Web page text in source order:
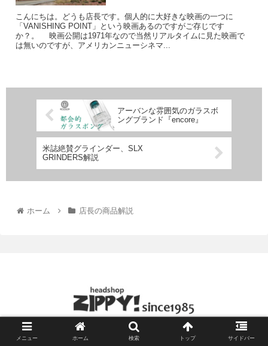
こんにちは。どうも店長です。個人的に大好きな映画の一つに
「VANISHING POINT」という映画あるのですがご存じです
か？。 映画公開は1971年なので当然リアルタイムに見た映画で
は無いのですが、アメリカンニューシネマ...
アーバンな雰囲気のガラスボ
ングブランド『encore』
米誌絶賛グラインダー、SLX
GRINDERS解説
ホーム 店長の商品解説
© 2021 headshop ZiPPY!.
メニュー ホーム 検索 トップ サイドバー